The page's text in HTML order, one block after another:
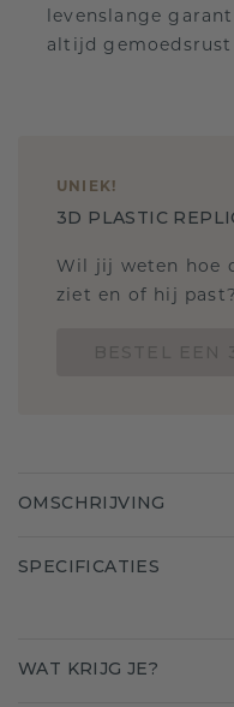
levenslange
altijd gemoedsrust
UNIEK!
3D PLASTIC
Wil jij weten hoe
ziet en of hij
OMSCHRIJVING
SPECIFICATIES
WAT KRIJG JE?